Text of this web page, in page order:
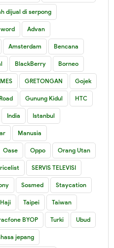
dijual di serpong
word Advan
Amsterdam Bencana
BlackBerry Borneo
GRETONGAN Gojek
Gunung Kidul HTC
India Istanbul
Manusia
Oase Oppo Orang Utan
SERVIS TELEVISI
Sosmed Staycation
Taipei Taiwan
BYOP Turki Ubud
jepang